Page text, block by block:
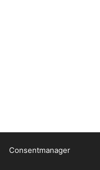
Consentmanager